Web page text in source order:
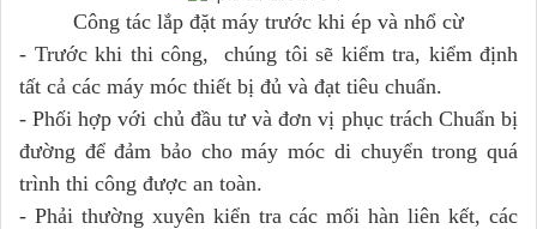
Công tác lắp đặt máy trước khi ép và nhổ cừ
- Tr­ước khi thi công, chúng tôi sẽ kiểm tra, kiểm định
tất cả các máy móc thiết bị đủ và đạt tiêu chuẩn.
- Phối hợp với chủ đầu tư và đơn vị phục trách Chuẩn bị
đư­ờng để đảm bảo cho máy móc di chuyển trong quá
trình thi công đ­ược an toàn.
- Phải th­ường xuyên kiển tra các mối hàn liên kết, các